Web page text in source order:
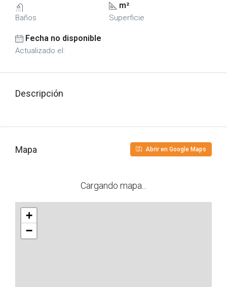
Baños
m²
Superficie
Fecha no disponible
Actualizado el:
Descripción
Mapa Abrir en Google Maps
Cargando mapa...
+
−